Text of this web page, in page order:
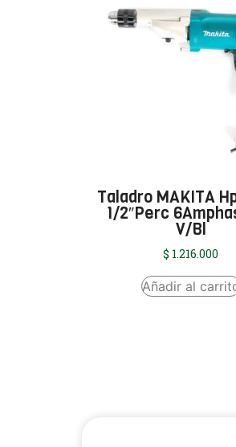
Taladro MAKITA
1/2″Perc
V/Bl
$ 1.216.000
Añadir al